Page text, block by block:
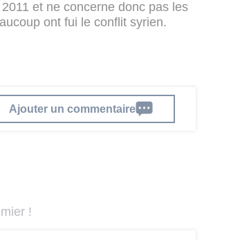
et ne concerne donc pas les
ont fui le conflit syrien.
Ajouter un commentaire
!